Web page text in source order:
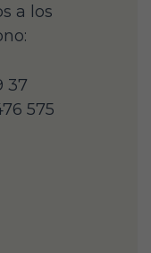
a los
37
575